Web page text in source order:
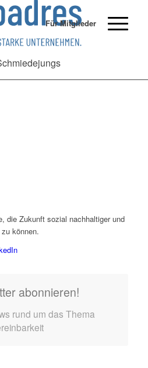
Für Mitglieder
die Zukunft sozial nachhaltiger und
können.
abonnieren!
rund um das Thema